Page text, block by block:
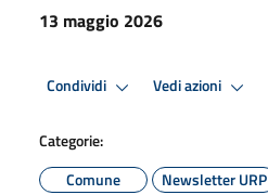
13 maggio 2026
Condividi Vedi azioni
Categorie:
Comune
Newsletter URP